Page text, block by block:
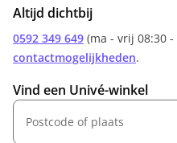
Altijd dichtbij
0592 349 649 (ma - vrij 08:30 -
contactmogelijkheden.
Vind een Univé-winkel